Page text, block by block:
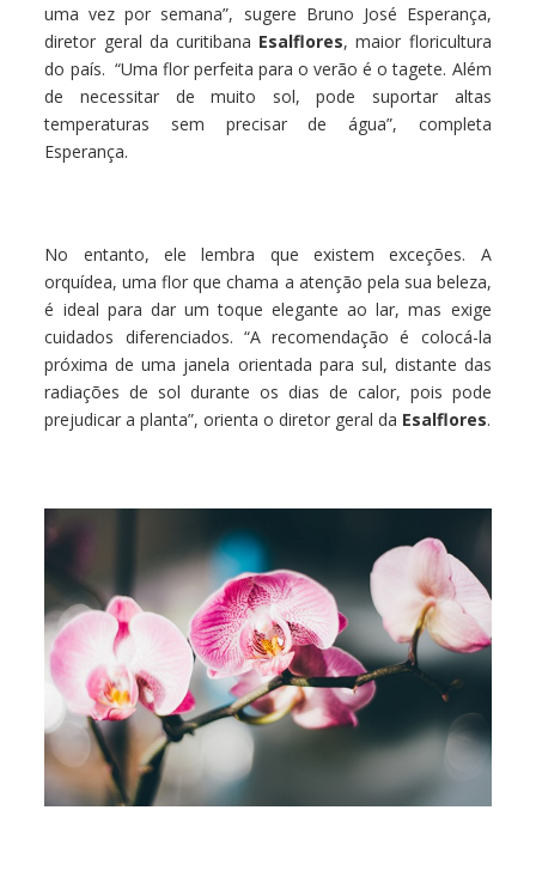
uma vez por semana”, sugere Bruno José Esperança,
diretor geral da curitibana Esalflores, maior floricultura
do país. “Uma flor perfeita para o verão é o tagete. Além
de necessitar de muito sol, pode suportar altas
temperaturas sem precisar de água”, completa
Esperança.
No entanto, ele lembra que existem exceções. A
orquídea, uma flor que chama a atenção pela sua beleza,
é ideal para dar um toque elegante ao lar, mas exige
cuidados diferenciados. “A recomendação é colocá-la
próxima de uma janela orientada para sul, distante das
radiações de sol durante os dias de calor, pois pode
prejudicar a planta”, orienta o diretor geral da Esalflores.